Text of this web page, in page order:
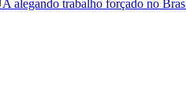
alegando trabalho forçado no